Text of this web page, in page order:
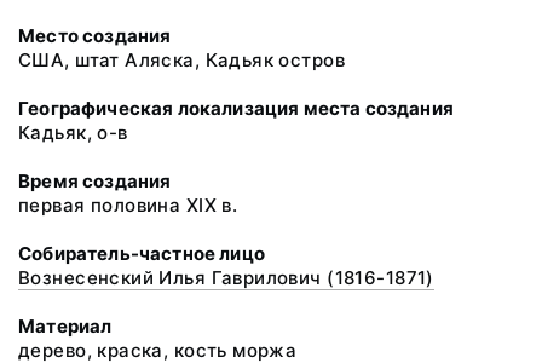
Место создания
США, штат Аляска, Кадьяк остров
Географическая локализация места создания
Кадьяк, о-в
Время создания
первая половина XIX в.
Собиратель-частное лицо
Вознесенский Илья Гаврилович (1816-1871)
Материал
дерево, краска, кость моржа